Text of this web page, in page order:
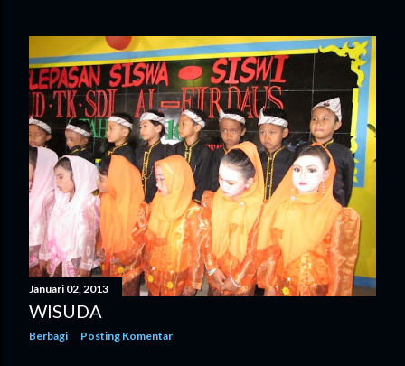
Januari 02, 2013
WISUDA
Berbagi Posting Komentar